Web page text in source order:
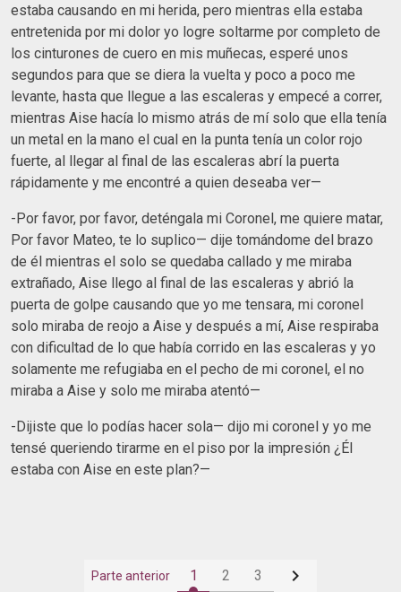
estaba causando en mi herida, pero mientras ella estaba
entretenida por mi dolor yo logre soltarme por completo de
los cinturones de cuero en mis muñecas, esperé unos
segundos para que se diera la vuelta y poco a poco me
levante, hasta que llegue a las escaleras y empecé a correr,
mientras Aise hacía lo mismo atrás de mí solo que ella tenía
un metal en la mano el cual en la punta tenía un color rojo
fuerte, al llegar al final de las escaleras abrí la puerta
rápidamente y me encontré a quien deseaba ver—
-Por favor, por favor, deténgala mi Coronel, me quiere matar,
Por favor Mateo, te lo suplico— dije tomándome del brazo
de él mientras el solo se quedaba callado y me miraba
extrañado, Aise llego al final de las escaleras y abrió la
puerta de golpe causando que yo me tensara, mi coronel
solo miraba de reojo a Aise y después a mí, Aise respiraba
con dificultad de lo que había corrido en las escaleras y yo
solamente me refugiaba en el pecho de mi coronel, el no
miraba a Aise y solo me miraba atentó—
-Dijiste que lo podías hacer sola— dijo mi coronel y yo me
tensé queriendo tirarme en el piso por la impresión ¿Él
estaba con Aise en este plan?—
Parte anterior 1 2 3 